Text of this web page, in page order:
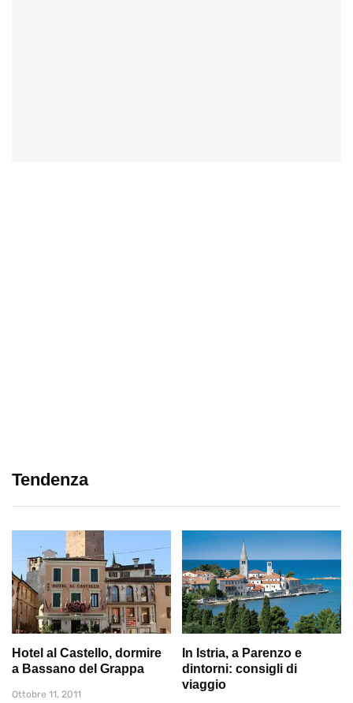
Tendenza
Hotel al Castello, dormire
a Bassano del Grappa
Ottobre 11, 2011
In Istria, a Parenzo e
dintorni: consigli di
viaggio